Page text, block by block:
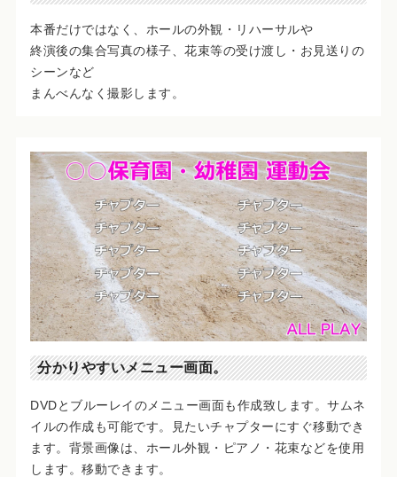
本番だけではなく、ホールの外観・リハーサルや
終演後の集合写真の様子、花束等の受け渡し・お見送りの
シーンなど
まんべんなく撮影します。
分かりやすいメニュー画面。
DVDとブルーレイのメニュー画面も作成致します。サムネ
イルの作成も可能です。見たいチャプターにすぐ移動でき
ます。背景画像は、ホール外観・ピアノ・花束などを使用
します。移動できます。